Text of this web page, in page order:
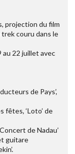
projection du film
trek couru dans le
au 22 juillet avec
de Pays’,
fêtes, ‘Loto’ de
de Nadau’
guitare